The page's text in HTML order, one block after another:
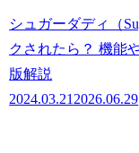
シュガーダディ（
クされたら？ 機能
版解説
2024.03.21 2026.06.29